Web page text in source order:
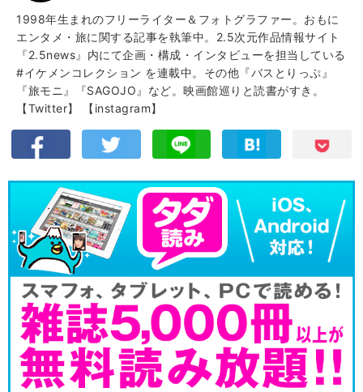
1998年生まれのフリーライター＆フォトグラファー。おもに
エンタメ・旅に関する記事を執筆中。2.5次元作品情報サイト
『2.5news』内にて企画・構成・インタビューを担当している
#イケメンコレクション を連載中。その他『バスとりっぷ』
『旅モニ』『SAGOJO』など。映画館巡りと読書がすき。
【Twitter】
【instagram】